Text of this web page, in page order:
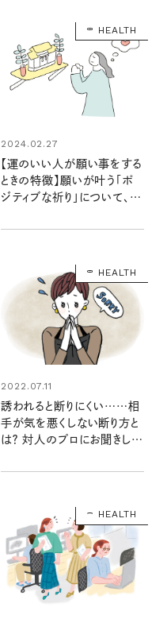
HEALTH
2024.02.27
【運のいい人が願い事をする
ときの特徴】願いが叶う「ポ
ジティブな祈り」について、脳
く
HEALTH
2022.07.11
誘われると断りにくい……相
手が気を悪くしない断り方と
は？ 対人のプロにお聞きしま
HEALTH